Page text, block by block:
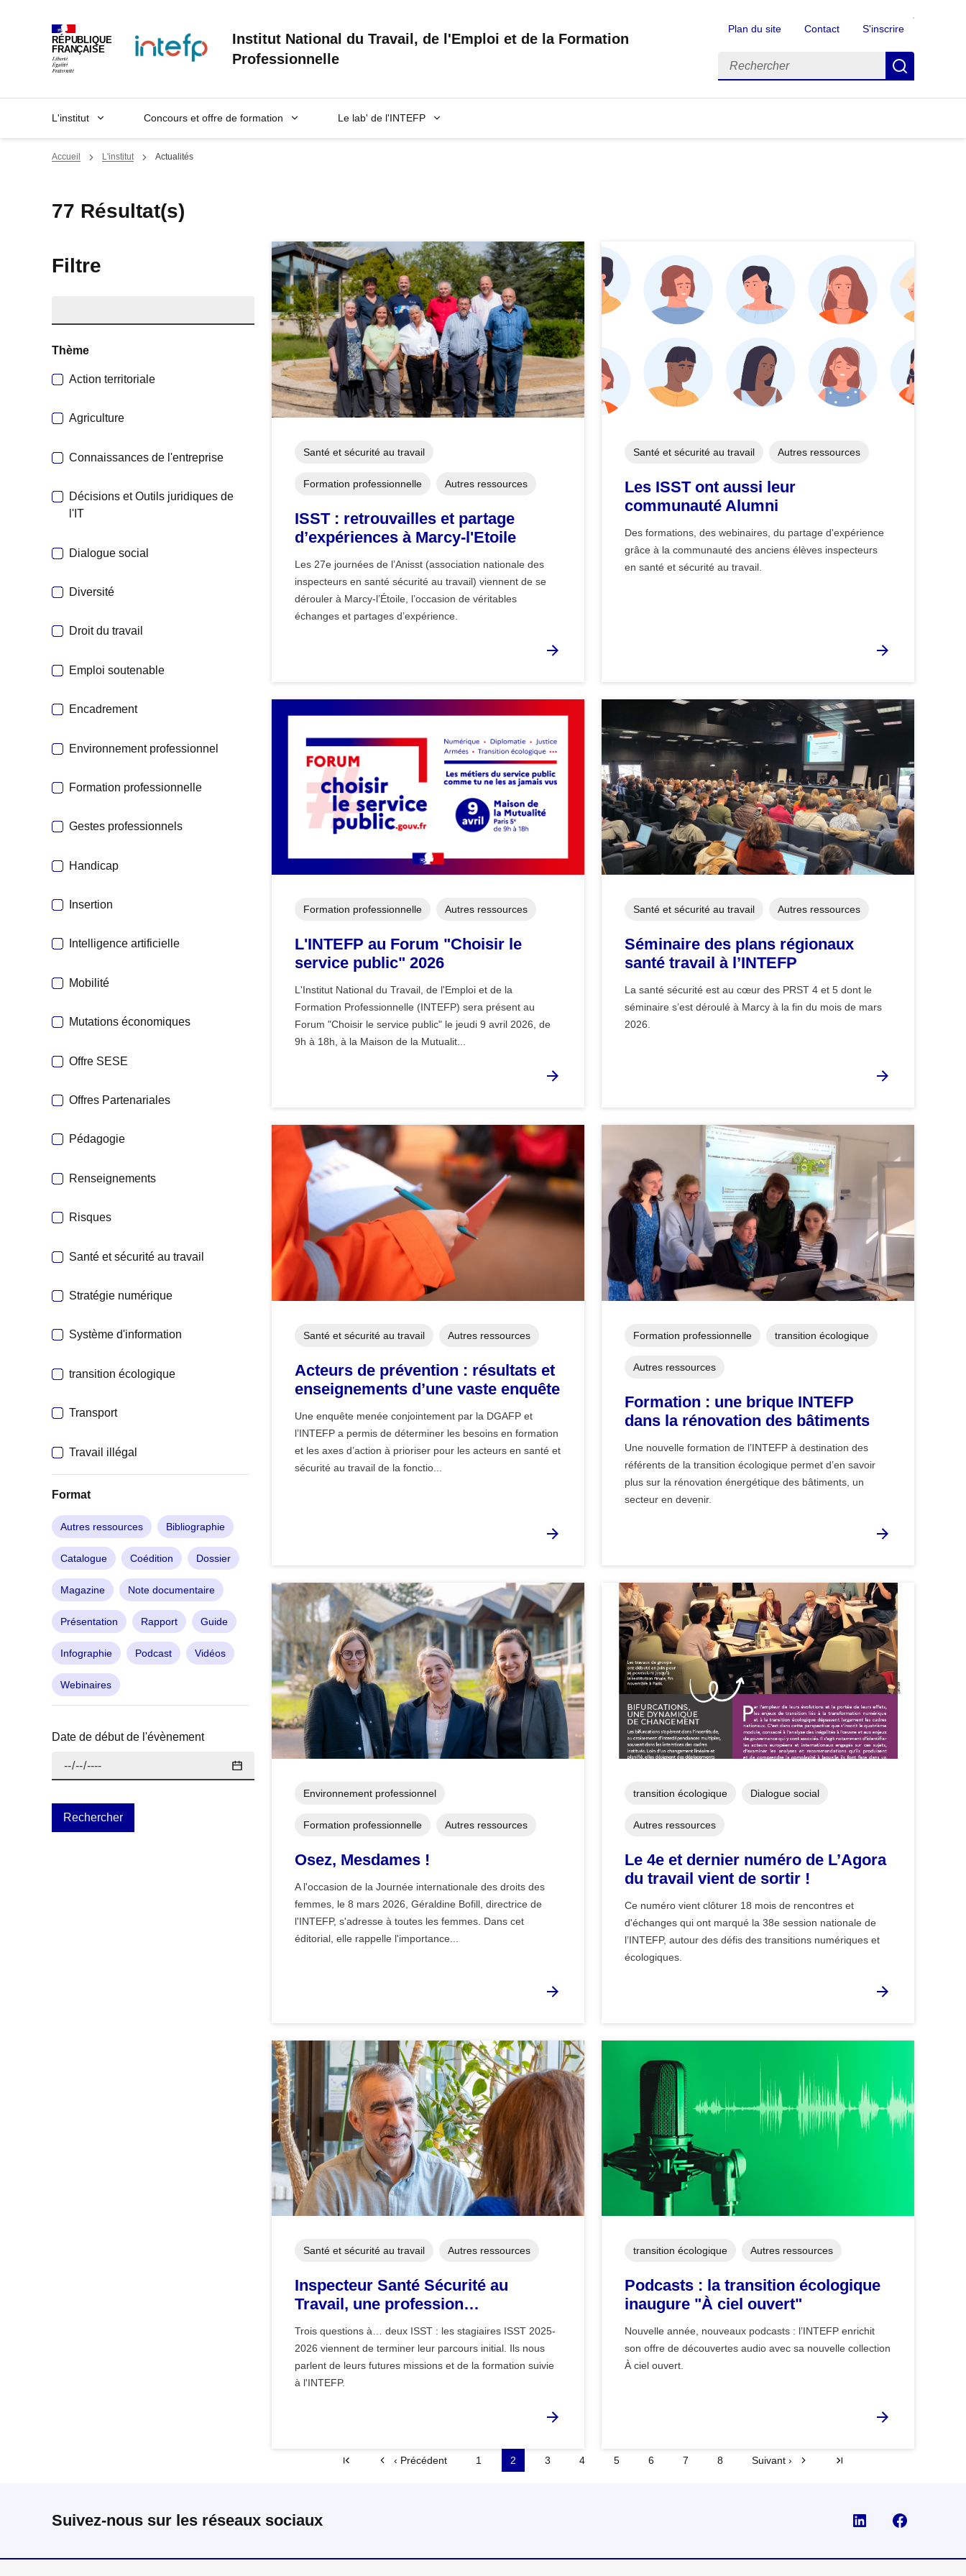
RÉPUBLIQUE
FRANÇAISE
Institut National du Travail, de l'Emploi et de la Formation
Professionnelle
Plan du site Contact S'inscrire
Rechercher
L'institut Concours et offre de formation Le lab' de l'INTEFP
Accueil L'institut Actualités
77 Résultat(s)
Filtre
Thème
Action territoriale
Agriculture
Connaissances de l'entreprise
Décisions et Outils juridiques de
l'IT
Dialogue social
Diversité
Droit du travail
Emploi soutenable
Encadrement
Environnement professionnel
Formation professionnelle
Gestes professionnels
Handicap
Insertion
Intelligence artificielle
Mobilité
Mutations économiques
Offre SESE
Offres Partenariales
Pédagogie
Renseignements
Risques
Santé et sécurité au travail
Stratégie numérique
Système d'information
transition écologique
Transport
Travail illégal
Format
Autres ressources Bibliographie
Catalogue Coédition Dossier
Magazine Note documentaire
Présentation Rapport Guide
Infographie Podcast Vidéos
Webinaires
Date de début de l'évènement
ISST : retrouvailles et partage
d’expériences à Marcy-l'Etoile
Les 27e journées de l’Anisst (association nationale des
inspecteurs en santé sécurité au travail) viennent de se
dérouler à Marcy-l’Étoile, l’occasion de véritables
échanges et partages d’expérience.
Santé et sécurité au travail
Formation professionnelle Autres ressources
Les ISST ont aussi leur
communauté Alumni
Des formations, des webinaires, du partage d'expérience
grâce à la communauté des anciens élèves inspecteurs
en santé et sécurité au travail.
Santé et sécurité au travail Autres ressources
L'INTEFP au Forum "Choisir le
service public" 2026
L'Institut National du Travail, de l'Emploi et de la
Formation Professionnelle (INTEFP) sera présent au
Forum "Choisir le service public" le jeudi 9 avril 2026, de
9h à 18h, à la Maison de la Mutualit...
Formation professionnelle Autres ressources
Séminaire des plans régionaux
santé travail à l’INTEFP
La santé sécurité est au cœur des PRST 4 et 5 dont le
séminaire s’est déroulé à Marcy à la fin du mois de mars
2026.
Santé et sécurité au travail Autres ressources
Acteurs de prévention : résultats et
enseignements d’une vaste enquête
Une enquête menée conjointement par la DGAFP et
l’INTEFP a permis de déterminer les besoins en formation
et les axes d’action à prioriser pour les acteurs en santé et
sécurité au travail de la fonctio...
Santé et sécurité au travail Autres ressources
Formation : une brique INTEFP
dans la rénovation des bâtiments
Une nouvelle formation de l’INTEFP à destination des
référents de la transition écologique permet d’en savoir
plus sur la rénovation énergétique des bâtiments, un
secteur en devenir.
Formation professionnelle transition écologique
Autres ressources
Osez, Mesdames !
A l'occasion de la Journée internationale des droits des
femmes, le 8 mars 2026, Géraldine Bofill, directrice de
l'INTEFP, s'adresse à toutes les femmes. Dans cet
éditorial, elle rappelle l'importance...
Environnement professionnel
Formation professionnelle Autres ressources
Le 4e et dernier numéro de L’Agora
du travail vient de sortir !
Ce numéro vient clôturer 18 mois de rencontres et
d'échanges qui ont marqué la 38e session nationale de
l’INTEFP, autour des défis des transitions numériques et
écologiques.
transition écologique Dialogue social
Autres ressources
Inspecteur Santé Sécurité au
Travail, une profession
challengeante
Trois questions à… deux ISST : les stagiaires ISST 2025-
2026 viennent de terminer leur parcours initial. Ils nous
parlent de leurs futures missions et de la formation suivie
à l'INTEFP.
Santé et sécurité au travail Autres ressources
Podcasts : la transition écologique
inaugure "À ciel ouvert"
Nouvelle année, nouveaux podcasts : l’INTEFP enrichit
son offre de découvertes audio avec sa nouvelle collection
À ciel ouvert.
transition écologique Autres ressources
« Premier‹ Précédent 1 2 3 4 5 6 7 8 Suivant ›
Suivez-nous sur les réseaux sociaux Visiter la page